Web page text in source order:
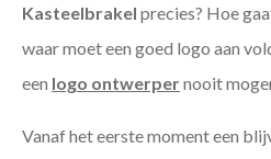
Kasteelbrakel precies? Hoe
waar moet een goed logo aan
een logo ontwerpernooit
Vanaf het eerste moment een